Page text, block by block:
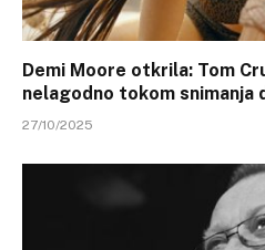
Demi Moore otkrila: Tom
nelagodno tokom snimanja
27/10/2025